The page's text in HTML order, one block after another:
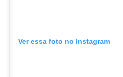
Ver essa foto no Instagram